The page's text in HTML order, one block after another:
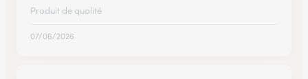
Produit de qualité
07/06/2026